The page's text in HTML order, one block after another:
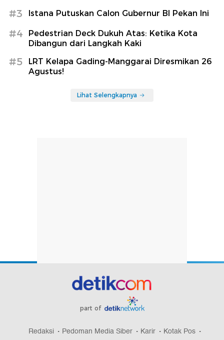
#3 Istana Putuskan Calon Gubernur BI Pekan Ini
#4
Pedestrian Deck Dukuh Atas: Ketika Kota
Dibangun dari Langkah Kaki
#5
LRT Kelapa Gading-Manggarai Diresmikan 26
Agustus!
Lihat Selengkapnya
part of
Redaksi Pedoman Media Siber Karir
Kotak Pos